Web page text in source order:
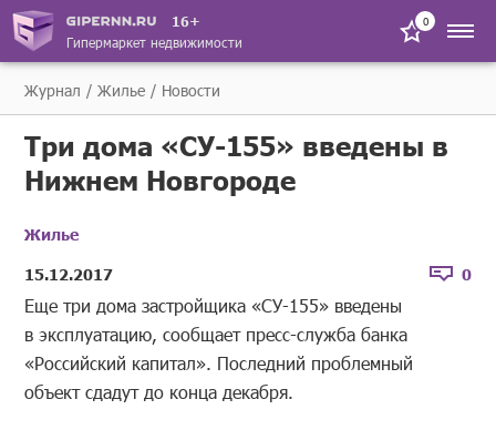
16+
Гипермаркет недвижимости
0
Журнал Жилье Новости
Три дома «СУ-155» введены в
Нижнем Новгороде
Жилье
15.12.2017
0
Еще три дома застройщика «СУ-155» введены
в эксплуатацию, сообщает пресс-служба банка
«Российский капитал». Последний проблемный
объект сдадут до конца декабря.